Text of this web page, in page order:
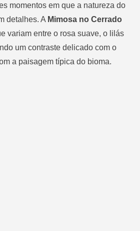
momentos em que a natureza do
detalhes. A Mimosa no Cerrado
variam entre o rosa suave, o lilás
um contraste delicado com o
a paisagem típica do bioma.